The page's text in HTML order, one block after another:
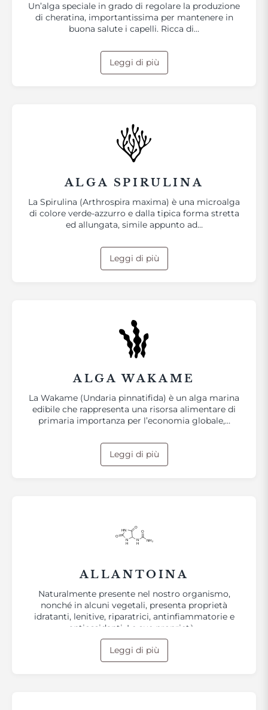
Un’alga speciale in grado di regolare la produzione
di cheratina, importantissima per mantenere in
buona salute i capelli. Ricca di…
Leggi di più
ALGA SPIRULINA
La Spirulina (Arthrospira maxima) è una microalga
di colore verde-azzurro e dalla tipica forma stretta
ed allungata, simile appunto ad…
Leggi di più
ALGA WAKAME
La Wakame (Undaria pinnatifida) è un alga marina
edibile che rappresenta una risorsa alimentare di
primaria importanza per l’economia globale,…
Leggi di più
ALLANTOINA
Naturalmente presente nel nostro organismo,
nonché in alcuni vegetali, presenta proprietà
idratanti, lenitive, riparatrici, antinfiammatorie e
antiossidanti. Le sue proprietà…
Leggi di più